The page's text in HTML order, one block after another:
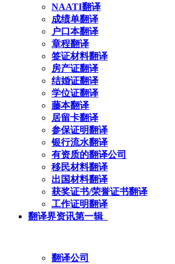
NAATI翻译
成绩单翻译
户口本翻译
章程翻译
签证材料翻译
房产证翻译
结婚证翻译
学位证翻译
藤本翻译
居留卡翻译
参保证明翻译
银行流水翻译
有资质的翻译公司
移民材料翻译
出国材料翻译
获奖证书/荣誉证书翻译
工作证明翻译
翻译界资讯第一辑
翻译公司